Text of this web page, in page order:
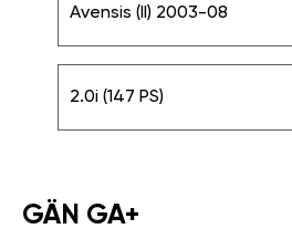
Avensis (II) 2003-08
2.0i (147 PS)
GÄN GA+